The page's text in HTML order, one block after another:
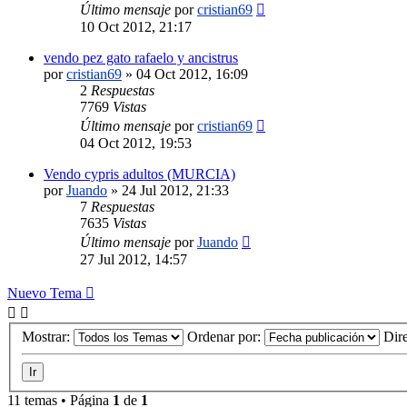
Último mensaje porcristian69
10 Oct 2012, 21:17
vendo pez gato rafaelo y ancistrus
porcristian69 » 04 Oct 2012, 16:09
2 Respuestas
7769 Vistas
Último mensaje porcristian69
04 Oct 2012, 19:53
Vendo cypris adultos (MURCIA)
porJuando » 24 Jul 2012, 21:33
7 Respuestas
7635 Vistas
Último mensaje porJuando
27 Jul 2012, 14:57
Nuevo Tema
Mostrar: Ordenar por:
11 temas • Página 1 de 1